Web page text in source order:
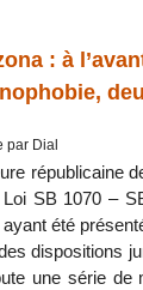
: à
par Dial
républicaine
SB 1070 –
été
dispositions
une série de